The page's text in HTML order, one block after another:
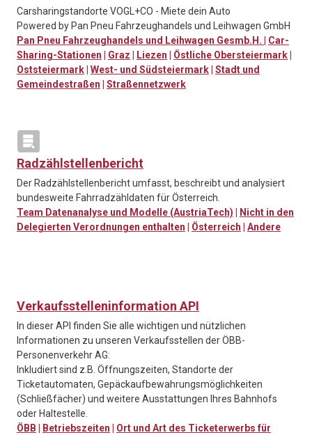
Carsharingstandorte VOGL+CO - Miete dein Auto
Powered by Pan Pneu Fahrzeughandels und Leihwagen GmbH
Pan Pneu Fahrzeughandels und Leihwagen Gesmb.H.
Car-
Sharing-Stationen
Graz Liezen Östliche Obersteiermark
Oststeiermark West- und Südsteiermark Stadt und
Gemeindestraßen
Straßennetzwerk
Radzählstellenbericht
Der Radzählstellenbericht umfasst, beschreibt und analysiert
bundesweite Fahrradzähldaten für Österreich.
Team Datenanalyse und Modelle (AustriaTech)
Nicht in den
Delegierten Verordnungen enthalten
Österreich Andere
Verkaufsstelleninformation API
In dieser API finden Sie alle wichtigen und nützlichen
Informationen zu unseren Verkaufsstellen der ÖBB-
Personenverkehr AG:
Inkludiert sind z.B. Öffnungszeiten, Standorte der
Ticketautomaten, Gepäckaufbewahrungsmöglichkeiten
(Schließfächer) und weitere Ausstattungen Ihres Bahnhofs
oder Haltestelle.
ÖBB
Betriebszeiten
Ort und Art des Ticketerwerbs für